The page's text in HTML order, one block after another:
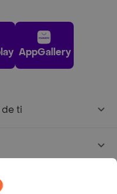
AppGallery
ti